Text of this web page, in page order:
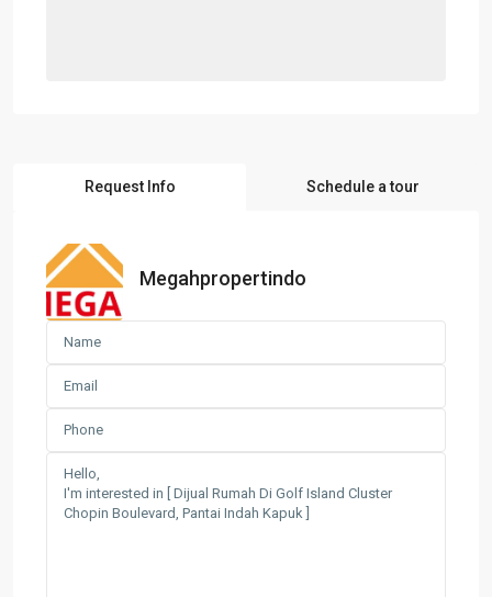
Request Info Schedule a tour
Megahpropertindo